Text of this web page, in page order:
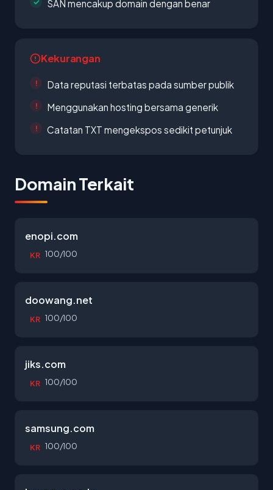
SAN mencakup domain dengan benar
Kekurangan
Data reputasi terbatas pada sumber publik
Menggunakan hosting bersama generik
Catatan TXT mengekspos sedikit petunjuk
Domain Terkait
enopi.com
KR 100/100
doowang.net
KR 100/100
jiks.com
KR 100/100
samsung.com
KR 100/100